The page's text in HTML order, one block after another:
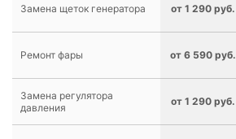
Замена щеток генератора от 1 290 руб.
Ремонт фары от 6 590 руб.
Замена регулятора
давления
от 1 290 руб.